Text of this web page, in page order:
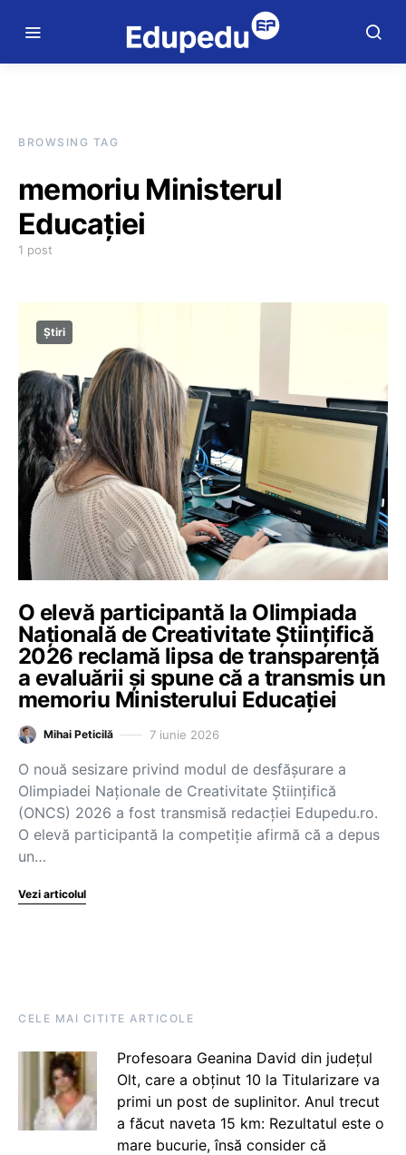
BROWSING TAG
memoriu Ministerul
Educației
1 post
Știri
O elevă participantă la Olimpiada
Națională de Creativitate Științifică
2026 reclamă lipsa de transparență
a evaluării și spune că a transmis un
memoriu Ministerului Educației
Mihai Peticilă 7 iunie 2026
O nouă sesizare privind modul de desfășurare a
Olimpiadei Naționale de Creativitate Științifică
(ONCS) 2026 a fost transmisă redacției Edupedu.ro.
O elevă participantă la competiție afirmă că a depus
un…
Vezi articolul
CELE MAI CITITE ARTICOLE
Profesoara Geanina David din județul
Olt, care a obținut 10 la Titularizare va
primi un post de suplinitor. Anul trecut
a făcut naveta 15 km: Rezultatul este o
mare bucurie, însă consider că